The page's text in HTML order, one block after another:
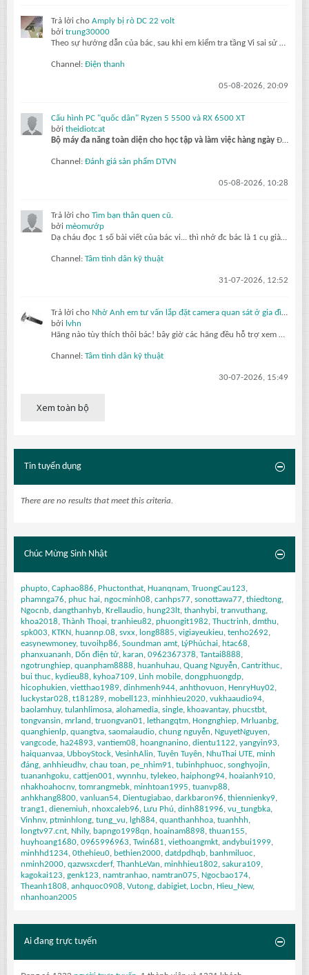
Trả lời cho Amply bị rò DC 22 volt
bởi trung30000
Theo sự hướng dẫn của bác, sau khi em kiểm tra tầng Vi sai sử dụng cặp c1815, tiếp đến là 1 con a1013, và cặp thúc sử dụng mje304g và mje305g, em đã tiến hành thay cặp Vi sai c1815 sau đó mở máy lên đo ngõ công suất DC 0,2V hai giây sau máy đo...
Channel: Điện thanh
05-08-2026, 20:09
Cấu hình PC "quốc dân" Ryzen 5 5500 và RX 6500 XT
bởi theidiotcat
Bộ máy đa năng toàn diện cho học tập và làm việc hàng ngày Đối với học sinh, sinh viên và người làm việc văn phòng, việc sở hữu một bộ PC cân bằng giữa học tập, công việc và giải trí là nhu cầu vô cùng thực tế. Combo Ryzen...
Channel: Đánh giá sản phẩm DTVN
05-08-2026, 10:28
Trả lời cho Tìm bạn thân quen cũ.
bởi mèomướp
Dạ cháu đọc 1 số bài viết của bác vi... thì nhớ đc bác là 1 cụ già gần 80 tuổi, sức khỏe yếu. Đam mê và làm vc về kỹ thuật điện. Thích thơ ca. Có nhìu bài chia sẻ quý báu cho thế hệ sau. Tuy nhiên già rồi nên khái tính, bảo thủ, nhưng vẫn đáng kính ạ... còn lão nhathung... thì kiểu bố đời
Channel: Tâm tình dân kỹ thuật
31-07-2026, 12:52
Trả lời cho Nhờ Anh em tư vấn lắp đặt camera quan sát ở gia đình.
bởi lvhn
Hãng nào tùy thích thôi bác! bây giờ các hãng đều hỗ trợ xem qua máy tính hay điện thoại đều được. Gắn Trước tiên mua về cắm nguồn set ip hết xong hãy lắp lên, cam poe chỉ cần 4 lõi là hoạt động bình thường nên 1 dây kéo cho 2 cam vẫn ok
Channel: Tâm tình dân kỹ thuật
30-07-2026, 15:49
Xem toàn bộ
Tin tuyển dụng
There are no results that meet this criteria.
Chúc Mừng Sinh Nhật
phupto Caphao886 Phuctonthat Huanqnam TruongCau123
phamnga76 phuc hai ngocminh08 canhps77 sonottawa77 thiedtong
Ngocnb dangthanhyb Krellaudio hung23lt thanhybi tranvuthang
khoa2018 Thành Thoại tranhieu82 phuongit1982 Thuctrinh dmthu
spk003 KTKN huannp.08 svxx long8885 vigiayeukieu tenho2692
easynewmoney tuvoihp86 Soundman amt LýPhúchai
htac68
phanxuananh Dốn điện tử karan 0962367378 Tantai8888
ngotrunghiep quanpham8888 huanhuhau Quang Nguyễn Cantrithuc
bui thuc
kydieu88 kyhoa7109 Linh mobile dongphuongdp
hicophukien vietthao1989 dinhmenh944 anhthovuon HenryHuy02
luckystar028 t181289 mobell123 minhhieu2020 vukhaaudio94
baolamhuy tulanhlimosa alohamedia single khoavantay phucstbt
tongvansin
mrland truongvan01 lethangqtm Hongnghiep Mrluanbg
quanghienlp quangtva saomaiaudio chung nguyễn
NguyetNguyen
vangcode
ha24893 vantiem08 hoangnanino dientu1122 yangyin93
haiquanvaa UbboyStock VesinhAlin Tuyên Tuyên NhuThai UTE minh
đáng anhhieudhv chau toan pe_nhim91 tubinhphuoc songhyojin
tuananhgoku cattjen001 wynnhu tylekeo haiphong94
hoaianh910
nhakhoahocnv tomrangmebk minhtoan1995 tuanvp88
anhkhang8800 vanluan54 Dientugiabao darkbaron96 thiennienky9
trang1 dienemiuh nhoxcaleb96 Lưu Phú dinh881996 vu_tungbka
Vinhnv ptminhlong tung_vu lgh884 quanthanhhoa tuanhhh
longtv97.cnt Nhily bapngo1998qn hoainam8898 thuan155
huyhoang1680 0965996963 Twin681 viethoangmkt andybui1999
minhhd1234 0thehieu0 bethien2000 datdpdhqb
banhmiluoc
nminh2000 qazwsxcderf ThanhLeVan minhhieu1802 sakura109
kagokai123 genk123 namtranhao namtran075
Ngocbao174
Theanh1808 anhquoc0908 Vutong dabigiet Locbn Hieu_New
nhanhoan2005
Ai đang trực tuyến